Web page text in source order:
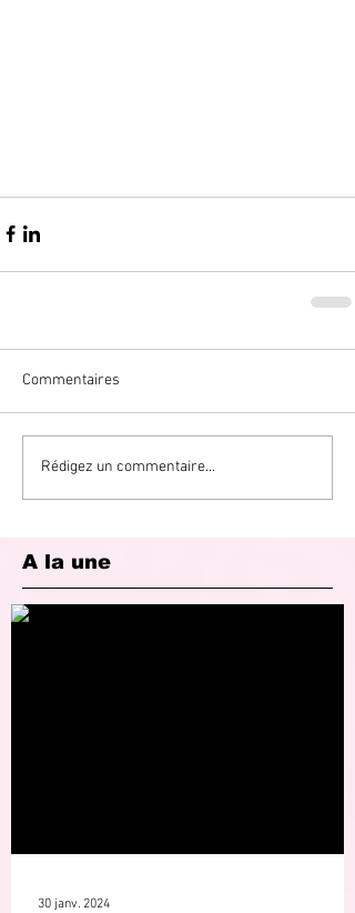
Commentaires
Rédigez un commentaire...
A la une
30 janv. 2024